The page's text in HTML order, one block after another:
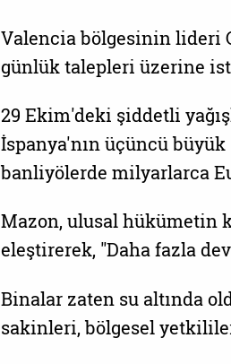
Valencia bölgesinin lideri
günlük talepleri üzerine
29 Ekim'deki şiddetli
İspanya'nın üçüncü
banliyölerde milyarlarca
Mazon, ulusal hükümetin
eleştirerek, "Daha fazla
Binalar zaten su altında
sakinleri, bölgesel